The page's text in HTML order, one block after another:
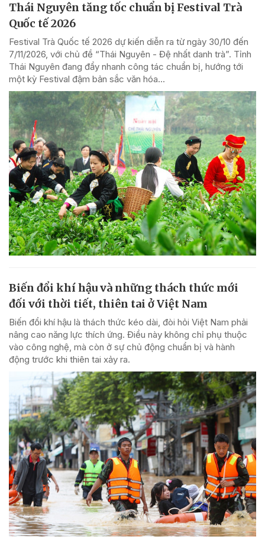
Thái Nguyên tăng tốc chuẩn bị Festival Trà
Quốc tế 2026
Festival Trà Quốc tế 2026 dự kiến diễn ra từ ngày 30/10 đến
7/11/2026, với chủ đề “Thái Nguyên - Đệ nhất danh trà”. Tỉnh
Thái Nguyên đang đẩy nhanh công tác chuẩn bị, hướng tới
một kỳ Festival đậm bản sắc văn hóa...
Biến đổi khí hậu và những thách thức mới
đối với thời tiết, thiên tai ở Việt Nam
Biến đổi khí hậu là thách thức kéo dài, đòi hỏi Việt Nam phải
nâng cao năng lực thích ứng. Điều này không chỉ phụ thuộc
vào công nghệ, mà còn ở sự chủ động chuẩn bị và hành
động trước khi thiên tai xảy ra.